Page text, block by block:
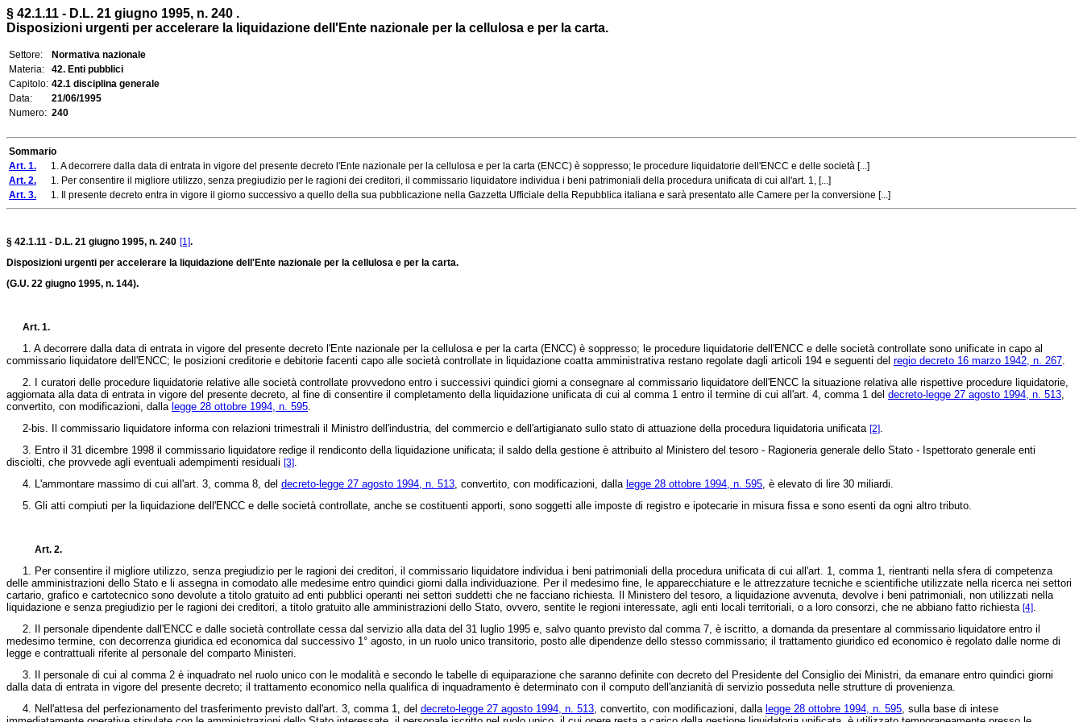
§ 42.1.11 - D.L. 21 giugno 1995, n. 240 .
Disposizioni urgenti per accelerare la liquidazione dell'Ente nazionale per la cellulosa e per la carta.
Settore:
Normativa nazionale
Materia:
42. Enti pubblici
Capitolo: 42.1 disciplina generale
Data:
21/06/1995
Numero: 240
Sommario
Art. 1. 1. A decorrere dalla data di entrata in vigore del presente decreto l'Ente nazionale per la cellulosa e per la carta (ENCC) è soppresso; le procedure liquidatorie dell'ENCC e delle società [...]
Art. 2. 1. Per consentire il migliore utilizzo, senza pregiudizio per le ragioni dei creditori, il commissario liquidatore individua i beni patrimoniali della procedura unificata di cui all'art. 1, [...]
Art. 3. 1. Il presente decreto entra in vigore il giorno successivo a quello della sua pubblicazione nella Gazzetta Ufficiale della Repubblica italiana e sarà presentato alle Camere per la conversione [...]
§ 42.1.11 - D.L. 21 giugno 1995, n. 240 [1].
Disposizioni urgenti per accelerare la liquidazione dell'Ente nazionale per la cellulosa e per la carta.
(G.U. 22 giugno 1995, n. 144).
Art. 1.
1. A decorrere dalla data di entrata in vigore del presente decreto l'Ente nazionale per la cellulosa e per la carta (ENCC) è soppresso; le procedure liquidatorie dell'ENCC e delle società controllate sono unificate in capo al
commissario liquidatore dell'ENCC; le posizioni creditorie e debitorie facenti capo alle società controllate in liquidazione coatta amministrativa restano regolate dagli articoli 194 e seguenti del regio decreto 16 marzo 1942, n. 267.
2. I curatori delle procedure liquidatorie relative alle società controllate provvedono entro i successivi quindici giorni a consegnare al commissario liquidatore dell'ENCC la situazione relativa alle rispettive procedure liquidatorie,
aggiornata alla data di entrata in vigore del presente decreto, al fine di consentire il completamento della liquidazione unificata di cui al comma 1 entro il termine di cui all'art. 4, comma 1 del decreto-legge 27 agosto 1994, n. 513,
convertito, con modificazioni, dalla legge 28 ottobre 1994, n. 595.
2-bis. Il commissario liquidatore informa con relazioni trimestrali il Ministro dell'industria, del commercio e dell'artigianato sullo stato di attuazione della procedura liquidatoria unificata [2].
3. Entro il 31 dicembre 1998 il commissario liquidatore redige il rendiconto della liquidazione unificata; il saldo della gestione è attribuito al Ministero del tesoro - Ragioneria generale dello Stato - Ispettorato generale enti
disciolti, che provvede agli eventuali adempimenti residuali [3].
4. L'ammontare massimo di cui all'art. 3, comma 8, del decreto-legge 27 agosto 1994, n. 513, convertito, con modificazioni, dalla legge 28 ottobre 1994, n. 595, è elevato di lire 30 miliardi.
5. Gli atti compiuti per la liquidazione dell'ENCC e delle società controllate, anche se costituenti apporti, sono soggetti alle imposte di registro e ipotecarie in misura fissa e sono esenti da ogni altro tributo.
Art. 2.
1. Per consentire il migliore utilizzo, senza pregiudizio per le ragioni dei creditori, il commissario liquidatore individua i beni patrimoniali della procedura unificata di cui all'art. 1, comma 1, rientranti nella sfera di competenza
delle amministrazioni dello Stato e li assegna in comodato alle medesime entro quindici giorni dalla individuazione. Per il medesimo fine, le apparecchiature e le attrezzature tecniche e scientifiche utilizzate nella ricerca nei settori
cartario, grafico e cartotecnico sono devolute a titolo gratuito ad enti pubblici operanti nei settori suddetti che ne facciano richiesta. Il Ministero del tesoro, a liquidazione avvenuta, devolve i beni patrimoniali, non utilizzati nella
liquidazione e senza pregiudizio per le ragioni dei creditori, a titolo gratuito alle amministrazioni dello Stato, ovvero, sentite le regioni interessate, agli enti locali territoriali, o a loro consorzi, che ne abbiano fatto richiesta [4].
2. Il personale dipendente dall'ENCC e dalle società controllate cessa dal servizio alla data del 31 luglio 1995 e, salvo quanto previsto dal comma 7, è iscritto, a domanda da presentare al commissario liquidatore entro il
medesimo termine, con decorrenza giuridica ed economica dal successivo 1° agosto, in un ruolo unico transitorio, posto alle dipendenze dello stesso commissario; il trattamento giuridico ed economico è regolato dalle norme di
legge e contrattuali riferite al personale del comparto Ministeri.
3. Il personale di cui al comma 2 è inquadrato nel ruolo unico con le modalità e secondo le tabelle di equiparazione che saranno definite con decreto del Presidente del Consiglio dei Ministri, da emanare entro quindici giorni
dalla data di entrata in vigore del presente decreto; il trattamento economico nella qualifica di inquadramento è determinato con il computo dell'anzianità di servizio posseduta nelle strutture di provenienza.
4. Nell'attesa del perfezionamento del trasferimento previsto dall'art. 3, comma 1, del decreto-legge 27 agosto 1994, n. 513, convertito, con modificazioni, dalla legge 28 ottobre 1994, n. 595, sulla base di intese